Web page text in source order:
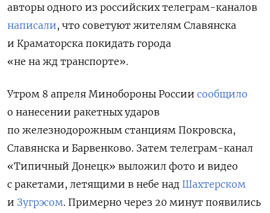
авторы одного из российских телеграм-каналов
написали, что советуют жителям Славянска
и Краматорска покидать города
«не на жд транспорте».
Утром 8 апреля Минобороны России сообщило
о нанесении ракетных ударов
по железнодорожным станциям Покровска,
Славянска и Барвенково. Затем телеграм-канал
«Типичный Донецк» выложил фото и видео
с ракетами, летящими в небе над Шахтерском
и Зугрэсом. Примерно через 20 минут появились